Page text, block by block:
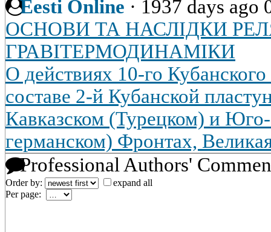
Eesti Online · 1937 days ago
ОСНОВИ ТА НАСЛІДКИ
ГРАВІТЕРМОДИНАМІКИ
О действиях 10-го Кубанского
составе 2-й Кубанской
Кавказском (Турецком) и
германском) Фронтах,
Professional Authors'
Order by:
expand all
Per page: